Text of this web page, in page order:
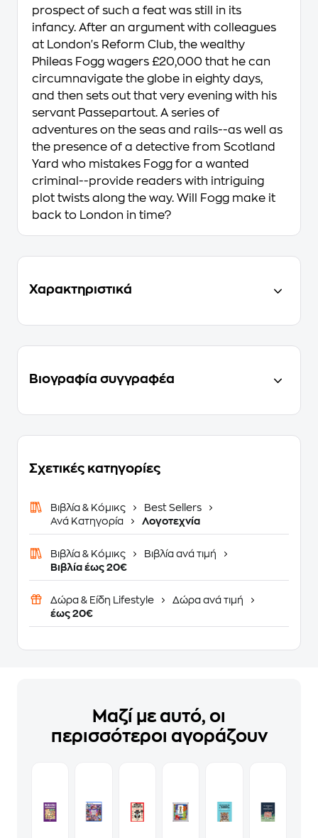
prospect of such a feat was still in its
infancy. After an argument with colleagues
at London's Reform Club, the wealthy
Phileas Fogg wagers £20,000 that he can
circumnavigate the globe in eighty days,
and then sets out that very evening with his
servant Passepartout. A series of
adventures on the seas and rails--as well as
the presence of a detective from Scotland
Yard who mistakes Fogg for a wanted
criminal--provide readers with intriguing
plot twists along the way. Will Fogg make it
back to London in time?
Χαρακτηριστικά
Βιογραφία συγγραφέα
Σχετικές κατηγορίες
Βιβλία & Κόμικς
Best Sellers
Ανά Κατηγορία
Λογοτεχνία
Βιβλία & Κόμικς
Βιβλία ανά τιμή
Βιβλία έως 20€
Δώρα & Είδη Lifestyle
Δώρα ανά τιμή
έως 20€
Μαζί με αυτό, οι
περισσότεροι αγοράζουν